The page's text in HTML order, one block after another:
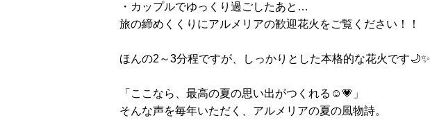
・カップルでゆっくり過ごしたあと…
旅の締めくくりにアルメリアの歓迎花火をご覧ください！！
ほんの2～3分程ですが、しっかりとした本格的な花火です🌙✨
「ここなら、最高の夏の思い出がつくれる☺️💗」
そんな声を毎年いただく、アルメリアの夏の風物詩。